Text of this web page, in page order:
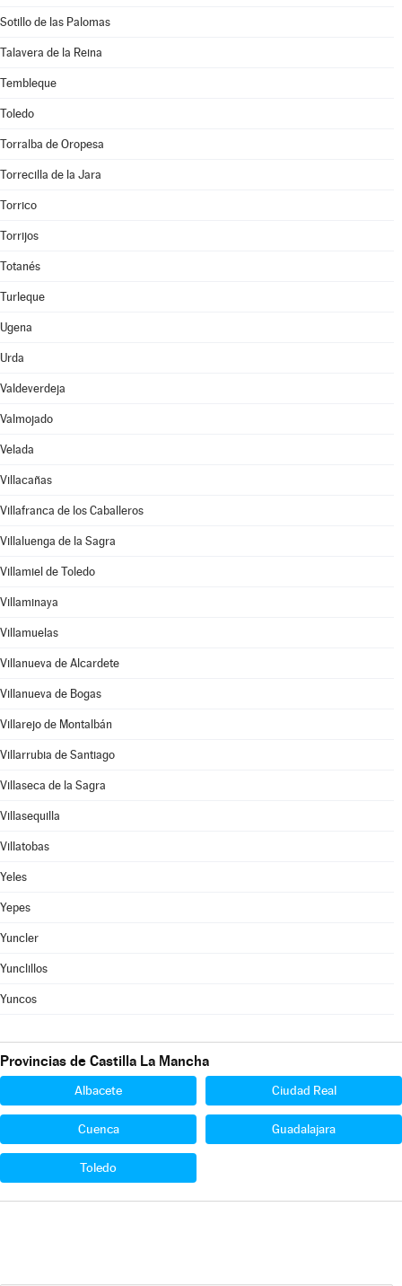
Sotillo de las Palomas
Talavera de la Reina
Tembleque
Toledo
Torralba de Oropesa
Torrecilla de la Jara
Torrico
Torrijos
Totanés
Turleque
Ugena
Urda
Valdeverdeja
Valmojado
Velada
Villacañas
Villafranca de los Caballeros
Villaluenga de la Sagra
Villamiel de Toledo
Villaminaya
Villamuelas
Villanueva de Alcardete
Villanueva de Bogas
Villarejo de Montalbán
Villarrubia de Santiago
Villaseca de la Sagra
Villasequilla
Villatobas
Yeles
Yepes
Yuncler
Yunclillos
Yuncos
Provincias de Castilla La Mancha
Albacete Ciudad Real
Cuenca Guadalajara
Toledo